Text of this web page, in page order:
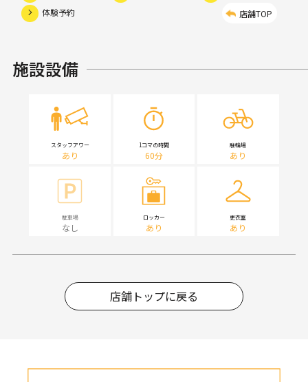
体験予約
店舗TOP
施設設備
スタッフアワー
あり
1コマの時間
60分
駐輪場
あり
駐車場
なし
ロッカー
あり
更衣室
あり
店舗トップに戻る